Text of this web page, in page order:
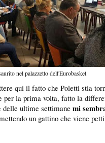
nel palazzetto dell'Eurobasket
qui il fatto che Poletti stia
la prima volta, fatto la
delle ultime settimane mi
un gattino che viene